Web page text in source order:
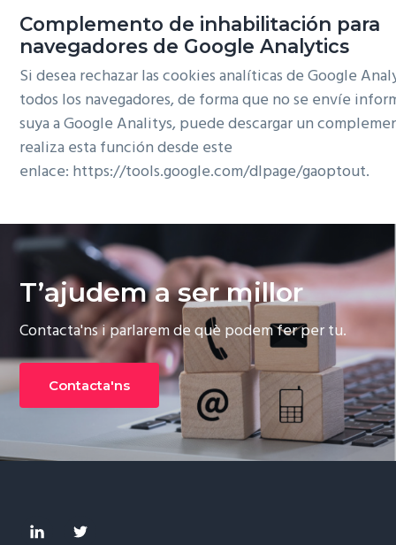
Complemento de inhabilitación para
navegadores de Google Analytics
Si desea rechazar las cookies analíticas de Google
todos los navegadores, de forma que no se envíe
suya a Google Analitys, puede descargar un
realiza esta función desde este
enlace: https://tools.google.com/dlpage/gaoptout.
T’ajudem a ser millor
Contacta'ns i parlarem de què podem fer per tu.
Contacta'ns
Footer